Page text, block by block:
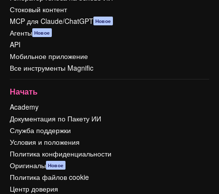
Стоковый контент
MCP для Claude/ChatGPT Новое
Агенты Новое
API
Мобильное приложение
Все инструменты Magnific
Начать
Academy
Документация по Пакету ИИ
Служба поддержки
Условия и положения
Политика конфиденциальности
Оригиналы Новое
Политика файлов cookie
Центр доверия